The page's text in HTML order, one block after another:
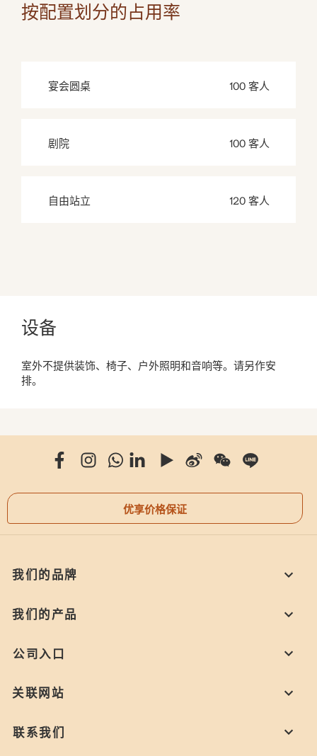
按配置划分的占用率
宴会圆桌 100 客人
剧院 100 客人
自由站立 120 客人
设备
室外不提供装饰、椅子、户外照明和音响等。请另作安
排。
优享价格保证
我们的品牌
我们的产品
公司入口
关联网站
联系我们